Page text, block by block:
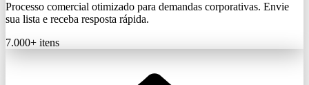
Processo comercial otimizado para demandas corporativas. Envie
sua lista e receba resposta rápida.
7.000+ itens